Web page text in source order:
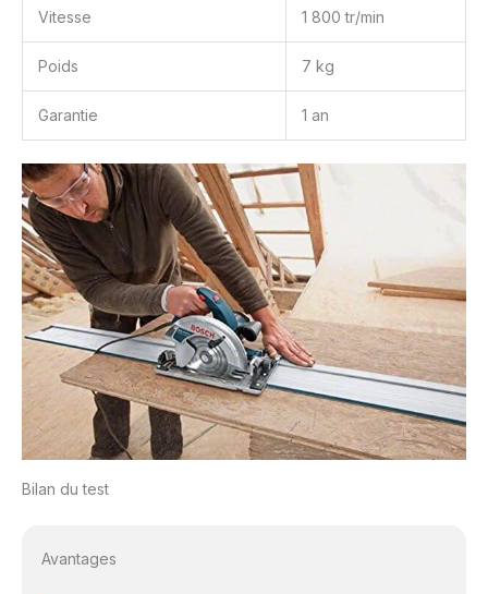
Vitesse 1 800 tr/min
Poids 7 kg
Garantie 1 an
Bilan du test
Avantages